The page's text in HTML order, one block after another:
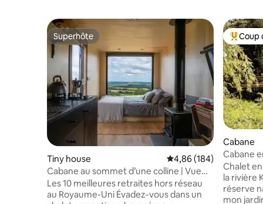
Superhôte
Superhôte
Tiny house Évaluation moyenne
4,86 (184)
Cabane au sommet d’une colline | Vue
panoramique sur les South Downs
Les 10 meilleures retraites hors réseau
au Royaume-Uni Évadez-vous dans un
Coups
Coup
Cabane
Cabane
jacuzzi
Chalet
la rivière
réserve
mon